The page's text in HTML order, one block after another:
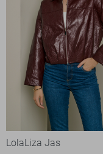
LolaLiza Jas